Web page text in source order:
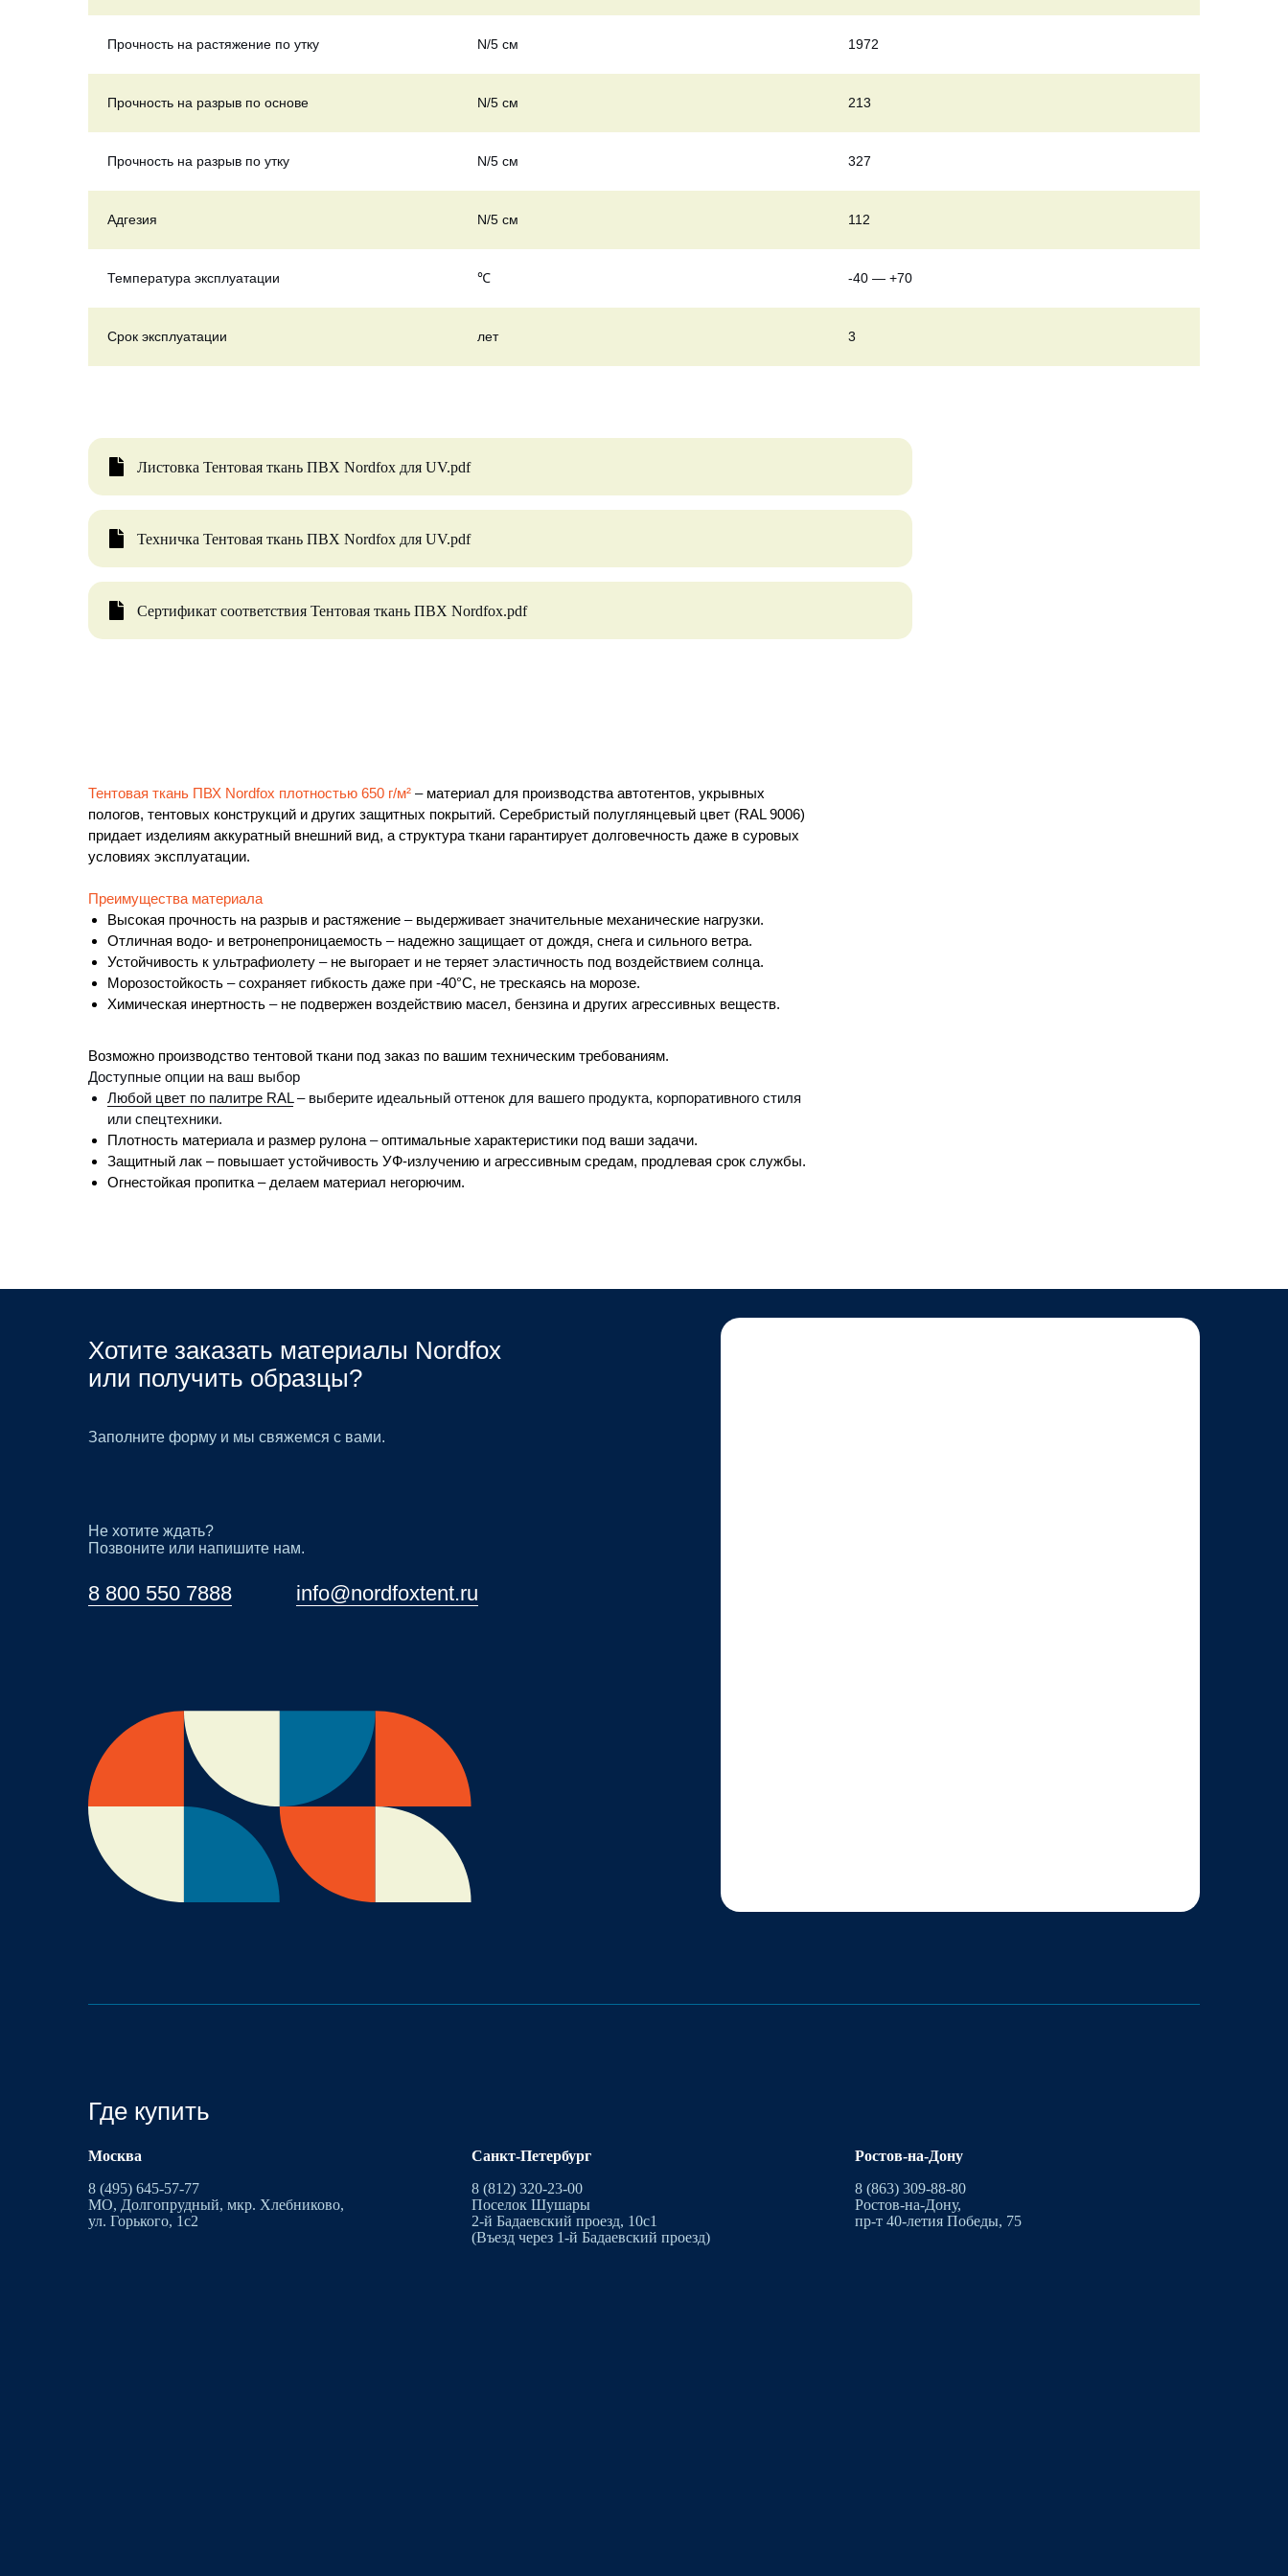
Прочность на растяжение по утку N/5 см 1972
Прочность на разрыв по основе N/5 см 213
Прочность на разрыв по утку N/5 см 327
Адгезия N/5 см 112
Температура эксплуатации ℃ -40 — +70
Срок эксплуатации лет 3
Листовка Тентовая ткань ПВХ Nordfox для UV.pdf
Техничка Тентовая ткань ПВХ Nordfox для UV.pdf
Сертификат соответствия Тентовая ткань ПВХ Nordfox.pdf
Тентовая ткань ПВХ Nordfox плотностью 650 г/м² –материал для производства автотентов, укрывных
пологов, тентовых конструкций и других защитных покрытий. Серебристый полуглянцевый цвет (RAL 9006)
придает изделиям аккуратный внешний вид, а структура ткани гарантирует долговечность даже в суровых
условиях эксплуатации.
Преимущества материала
Высокая прочность на разрыв и растяжение –выдерживает значительные механические нагрузки.
Отличная водо- и ветронепроницаемость –надежно защищает от дождя, снега и сильного ветра.
Устойчивость к ультрафиолету –не выгорает и не теряет эластичность под воздействием солнца.
Морозостойкость –сохраняет гибкость даже при -40°C, не трескаясь на морозе.
Химическая инертность –не подвержен воздействию масел, бензина и других агрессивных веществ.
Возможно производство тентовой ткани под заказ по вашим техническим требованиям.
Доступные опции на ваш выбор
Любой цвет по палитре RAL– выберите идеальный оттенок для вашего продукта, корпоративного стиля
или спецтехники.
Плотность материала и размер рулона –оптимальные характеристики под ваши задачи.
Защитный лак – повышает устойчивость УФ-излучению и агрессивным средам, продлевая срок службы.
Огнестойкая пропитка – делаем материал негорючим.
Хотите заказать материалы Nordfox
или получить образцы?
8 800 550 7888 info@nordfoxtent.ru
Не хотите ждать?
Позвоните или напишите нам.
Заполните форму и мы свяжемся с вами.
Где купить
Москва
8 (495) 645-57-77
МО, Долгопрудный, мкр. Хлебниково,
ул. Горького, 1с2
Санкт-Петербург
8 (812) 320-23-00
Поселок Шушары
2-й Бадаевский проезд, 10с1
(Въезд через 1-й Бадаевский проезд)
Ростов-на-Дону
8 (863) 309-88-80
Ростов-на-Дону,
пр-т 40-летия Победы, 75